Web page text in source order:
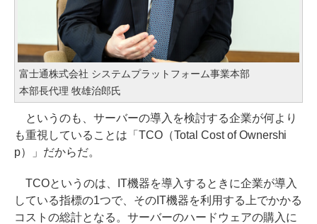
富士通株式会社 システムプラットフォーム事業本部
本部長代理 牧雄治郎氏
というのも、サーバーの導入を検討する企業が何より
も重視していることは「TCO（Total Cost of Ownershi
p）」だからだ。
TCOというのは、IT機器を導入するときに企業が導入
している指標の1つで、そのIT機器を利用する上でかかる
コストの総計となる。サーバーのハードウェアの購入に